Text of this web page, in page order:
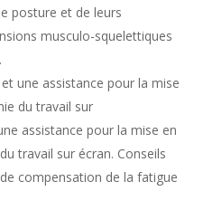
posture et de leurs
musculo-squelettiques
une assistance pour la mise
du travail sur
assistance pour la mise en
travail sur écran. Conseils
compensation de la fatigue